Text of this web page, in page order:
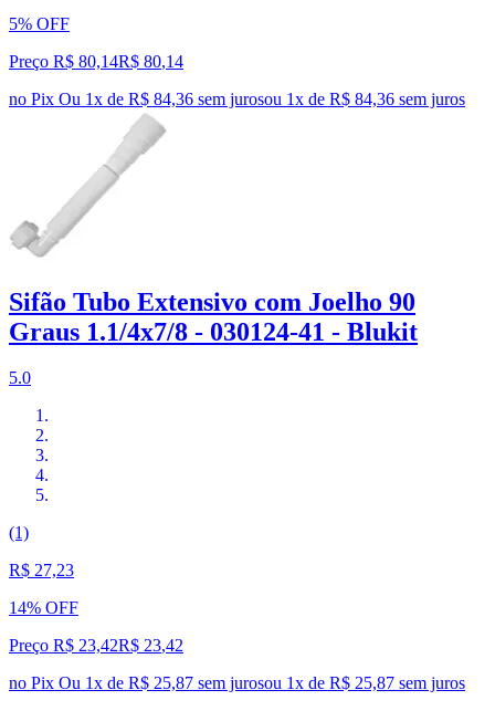
5% OFF
Preço R$ 80,14R$ 80,14
no Pix Ou 1x de R$ 84,36 sem jurosou 1x de R$ 84,36 sem juros
Sifão Tubo Extensivo com Joelho 90
Graus 1.1/4x7/8 - 030124-41 - Blukit
5.0
(1)
R$ 27,23
14% OFF
Preço R$ 23,42R$ 23,42
no Pix Ou 1x de R$ 25,87 sem jurosou 1x de R$ 25,87 sem juros